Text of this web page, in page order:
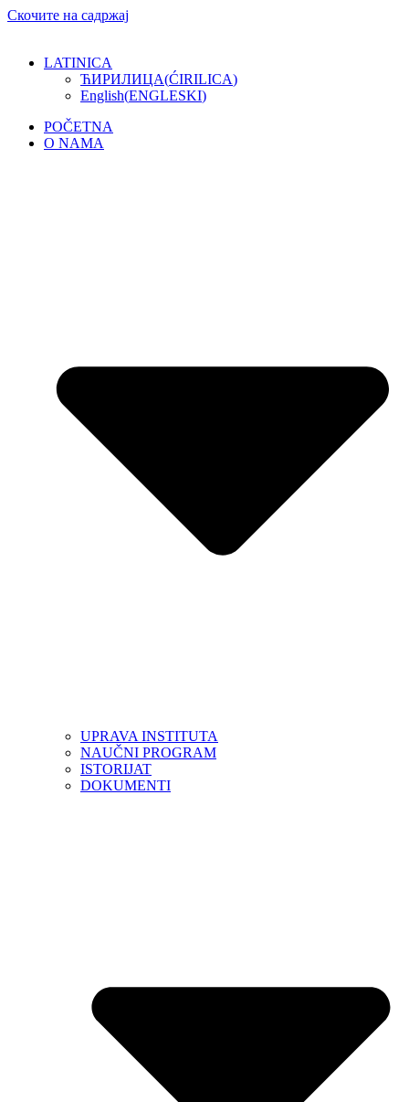
Скочите на садржај
LATINICA
ЋИРИЛИЦА(ĆIRILICA)
English(ENGLESKI)
POČETNA
O NAMA
UPRAVA INSTITUTA
NAUČNI PROGRAM
ISTORIJAT
DOKUMENTI